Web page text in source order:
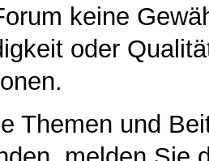
keine
oder
Themen und